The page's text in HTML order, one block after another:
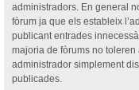
administradors. En general
fòrum ja que els estableix
publicant entrades
majoria de fòrums no
administrador simplement
publicades.